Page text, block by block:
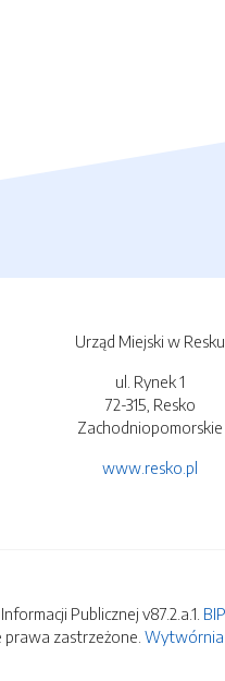
Urząd Miejski w Resku
ul. Rynek 1
72-315, Resko
Zachodniopomorskie
www.resko.pl
Publicznej v87.2.a.1.
zastrzeżone. Wytwórnia